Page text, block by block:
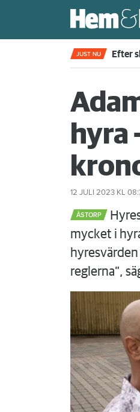
JUST NU
hyra
12 JULI 2023 KL
ÅSTORP
mycket i
reglerna”,